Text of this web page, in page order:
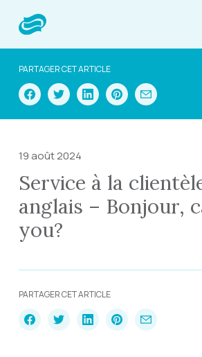
PARTAGER CET ARTICLE
19 août 2024
Service à la
anglais – Bonjour,
you?
PARTAGER CET ARTICLE